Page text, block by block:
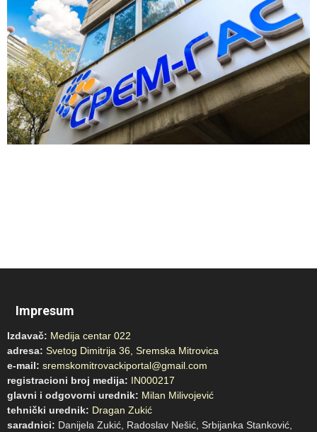
Impresum
Izdavač: Medija centar 022
adresa: Svetog Dimitrija 36, Sremska Mitrovica
e-mail: sremskomitrovackiportal@gmail.com
registracioni broj medija: IN000217
glavni i odgovorni urednik: Milan Milivojević
tehnički urednik: Dragan Zukić
saradnici: Danijela Zukić, Radoslav Nešić, Srbijanka Stanković,